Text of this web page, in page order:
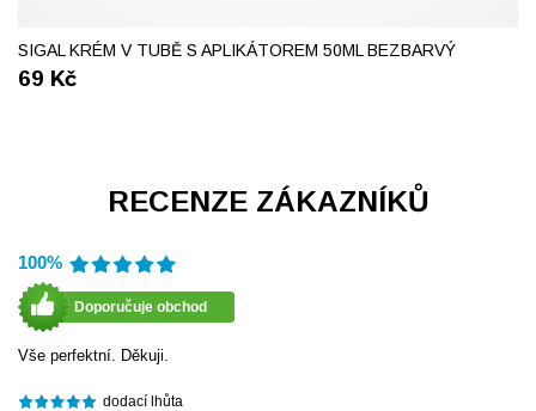
SIGAL KRÉM V TUBĚ S APLIKÁTOREM 50ML BEZBARVÝ
69 Kč
RECENZE ZÁKAZNÍKŮ
100%
Doporučuje obchod
Vše perfektní. Děkuji.
dodací lhůta